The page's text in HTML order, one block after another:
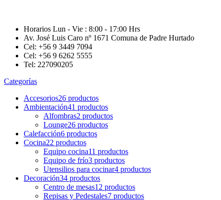
Horarios Lun - Vie : 8:00 - 17:00 Hrs
Av. José Luis Caro nº 1671 Comuna de Padre Hurtado
Cel: +56 9 3449 7094
Cel: +56 9 6262 5555
Tel: 227090205
Categorías
Accesorios26 productos
Ambientación41 productos
Alfombras2 productos
Lounge26 productos
Calefacción6 productos
Cocina22 productos
Equipo cocina11 productos
Equipo de frío3 productos
Utensilios para cocinar4 productos
Decoración34 productos
Centro de mesas12 productos
Repisas y Pedestales7 productos